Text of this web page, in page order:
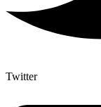
Twitter